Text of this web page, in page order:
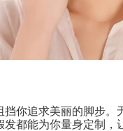
你追求美丽的脚步。
都能为你量身定制，